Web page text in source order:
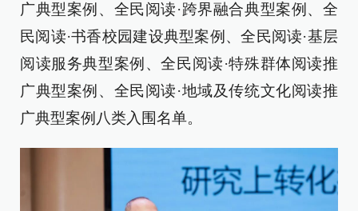
广典型案例、全民阅读·跨界融合典型案例、全
民阅读·书香校园建设典型案例、全民阅读·基层
阅读服务典型案例、全民阅读·特殊群体阅读推
广典型案例、全民阅读·地域及传统文化阅读推
广典型案例八类入围名单。